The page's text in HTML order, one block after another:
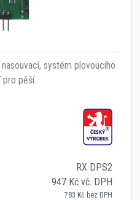
systém plovoucího
pěší.
RX DPS2
947 Kč vč. DPH
783 Kč bez DPH